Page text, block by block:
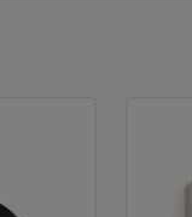
različitog dizajna da
radnog mesta.